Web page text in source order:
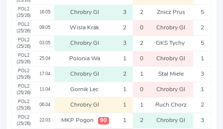
POL2
(25/26)
16.05 Chrobry Gl 3 2 Znicz Prus 5
POL2
(25/26)
08.05 Wisla Krak 2 0 Chrobry Gl 2
POL2
(25/26)
03.05 Chrobry Gl 3 2 GKS Tychy 5
POL2
(25/26)
25.04 Polonia Wa 1 0 Chrobry Gl 1
POL2
(25/26)
17.04 Chrobry Gl 2 1 Stal Miele 3
POL2
(25/26)
11.04 Gornik Lec 1 0 Chrobry Gl 1
POL2
(25/26)
06.04 Chrobry Gl 1 1 Ruch Chorz 2
POL2
(25/26)
22.03 MKP Pogon 90 1 2 Chrobry Gl 3